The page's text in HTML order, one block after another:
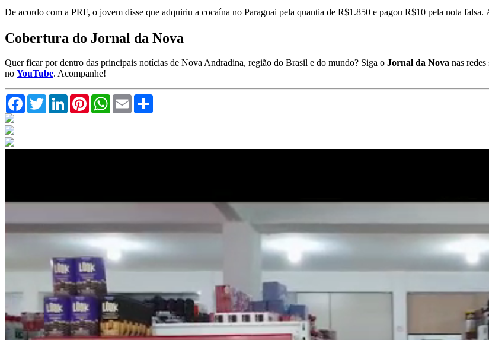
De acordo com a PRF, o jovem disse que adquiriu a cocaína no Paraguai pela quantia de R$1.850 e pagou R$10 pela nota
Cobertura do Jornal da Nova
Quer ficar por dentro das principais notícias de Nova Andradina, região do Brasil e do mundo? Siga o Jornal da Nova nas
no YouTube. Acompanhe!
FacebookTwitterLinkedInPinterestWhatsApp
Email